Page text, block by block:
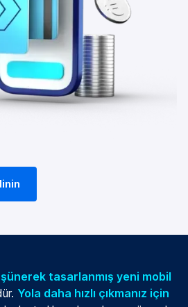
tasarlanmış yeni mobil
Yola daha hızlı çıkmanız için